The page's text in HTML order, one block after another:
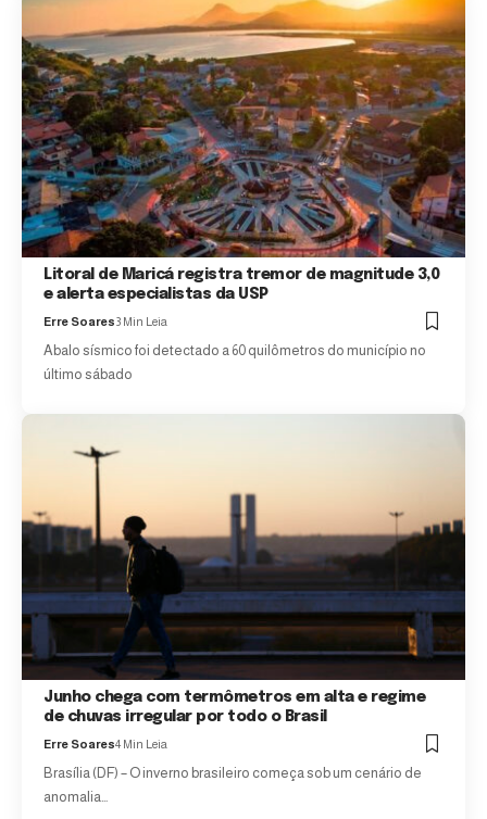
Litoral de Maricá registra tremor de magnitude 3,0
e alerta especialistas da USP
Erre Soares3 Min Leia
Abalo sísmico foi detectado a 60 quilômetros do município no
último sábado
Junho chega com termômetros em alta e regime
de chuvas irregular por todo o Brasil
Erre Soares4 Min Leia
Brasília (DF) – O inverno brasileiro começa sob um cenário de
anomalia…